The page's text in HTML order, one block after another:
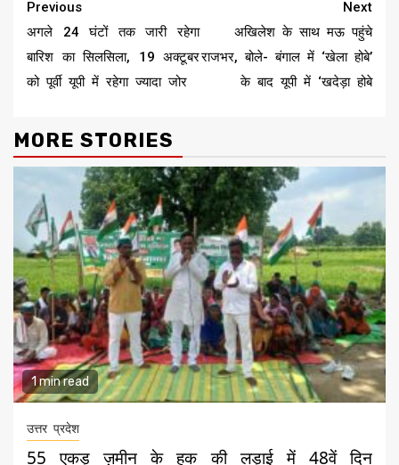
Continue
Reading
Previous
अगले 24 घंटों तक जारी रहेगा
बारिश का सिलसिला, 19 अक्टूबर
को पूर्वी यूपी में रहेगा ज्यादा जोर
Next
अखिलेश के साथ मऊ पहुंचे
राजभर, बोले- बंगाल में ‘खेला होबे’
के बाद यूपी में ‘खदेड़ा होबे
MORE STORIES
1 min read
उत्तर प्रदेश
55 एकड़ ज़मीन के हक की लड़ाई में 48वें दिन